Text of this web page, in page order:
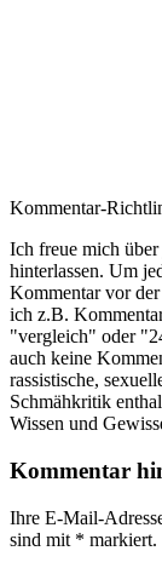
Leser-
Kommentar-
Ich freue mich
hinterlassen. Um
Kommentar vor
ich z.B.
"vergleich" oder
auch keine
rassistische,
Schmähkritik
Wissen und
Kommentar
Ihre E-Mail-
sind mit * markiert.